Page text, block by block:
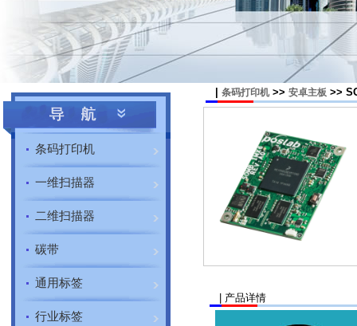
条码打印机
一维扫描器
二维扫描器
碳带
通用标签
行业标签
条码打印机 >> 安卓主板 >>
| 产品详情